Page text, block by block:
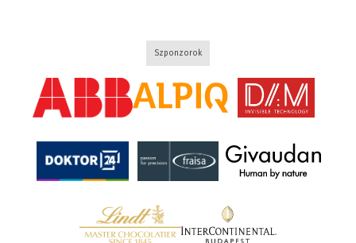
Szponzorok